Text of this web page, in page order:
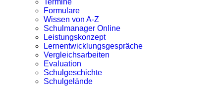
Termine
Formulare
Wissen von A-Z
Schulmanager Online
Leistungskonzept
Lernentwicklungsgespräche
Vergleichsarbeiten
Evaluation
Schulgeschichte
Schulgelände